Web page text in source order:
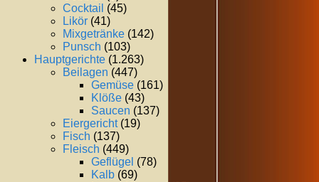
Cocktail (45)
Likör (41)
Mixgetränke (142)
Punsch (103)
Hauptgerichte (1.263)
Beilagen (447)
Gemüse (161)
Klöße (43)
Saucen (137)
Eiergericht(19)
Fisch (137)
Fleisch (449)
Geflügel (78)
Kalb (69)